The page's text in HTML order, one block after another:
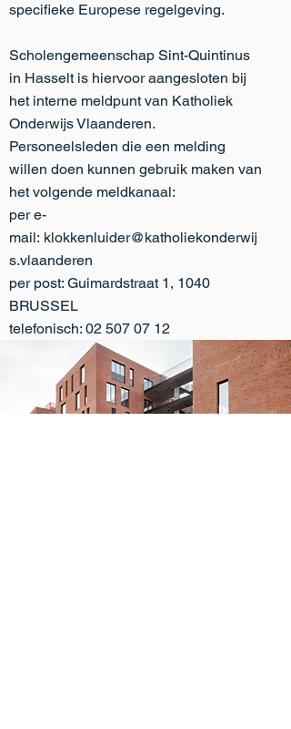
specifieke Europese regelgeving.
Scholengemeenschap Sint-Quintinus
in Hasselt is hiervoor aangesloten bij
het interne meldpunt van Katholiek
Onderwijs Vlaanderen.
Personeelsleden die een melding
willen doen kunnen gebruik maken van
het volgende meldkanaal:
per e-
mail: klokkenluider@katholiekonderwij
s.vlaanderen
per post: Guimardstraat 1, 1040
BRUSSEL
telefonisch: 02 507 07 12